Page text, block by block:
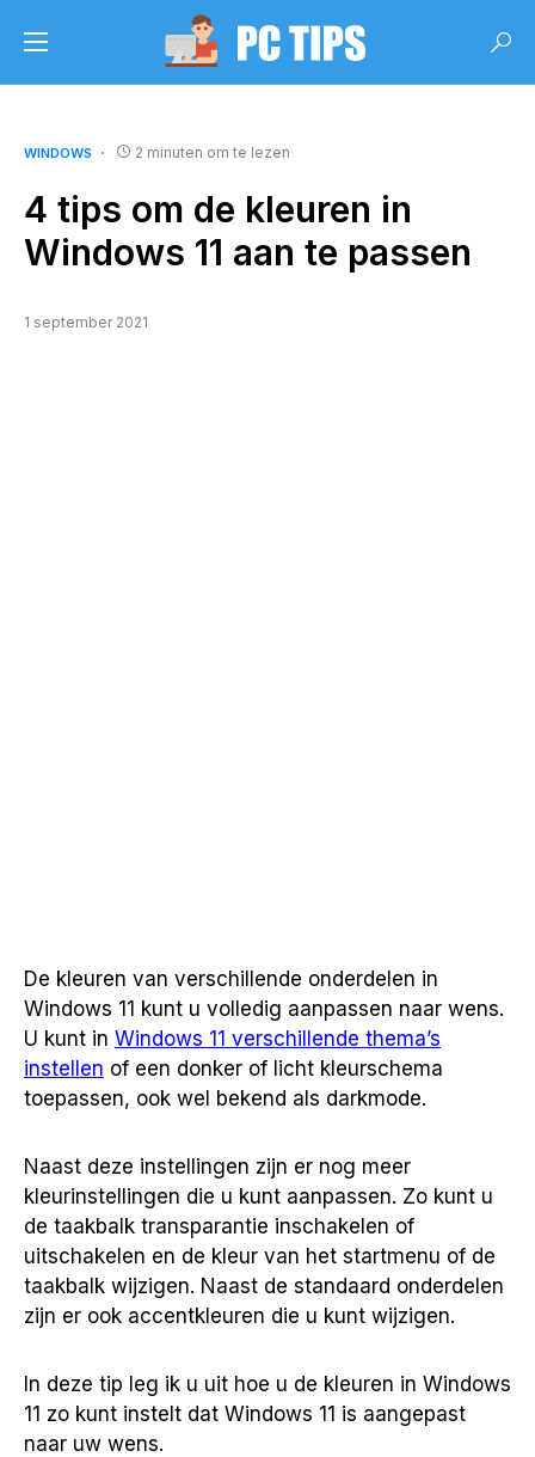
WINDOWS 2 minuten om te lezen
4 tips om de kleuren in
Windows 11 aan te passen
1 september 2021
De kleuren van verschillende onderdelen in
Windows 11 kunt u volledig aanpassen naar wens.
U kunt in Windows 11 verschillende thema’s
instellen of een donker of licht kleurschema
toepassen, ook wel bekend als darkmode.
Naast deze instellingen zijn er nog meer
kleurinstellingen die u kunt aanpassen. Zo kunt u
de taakbalk transparantie inschakelen of
uitschakelen en de kleur van het startmenu of de
taakbalk wijzigen. Naast de standaard onderdelen
zijn er ook accentkleuren die u kunt wijzigen.
In deze tip leg ik u uit hoe u de kleuren in Windows
11 zo kunt instelt dat Windows 11 is aangepast
naar uw wens.